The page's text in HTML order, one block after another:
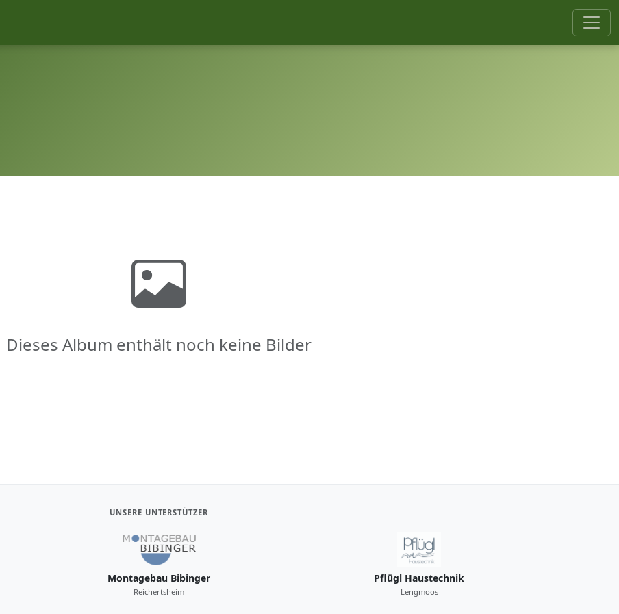
Dieses Album enthält noch keine Bilder
UNSERE UNTERSTÜTZER
Montagebau Bibinger
Reichertsheim
Pflügl Haustechnik
Lengmoos